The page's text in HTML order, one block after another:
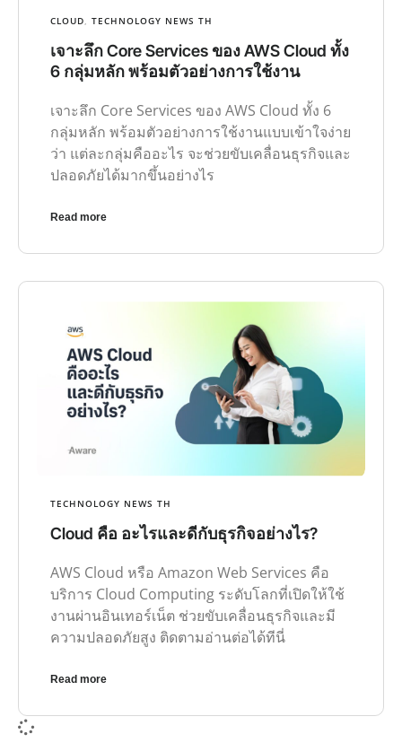
CLOUD, TECHNOLOGY NEWS TH
เจาะลึก Core Services ของ AWS Cloud ทั้ง
6 กลุ่มหลัก พร้อมตัวอย่างการใช้งาน
เจาะลึก Core Services ของ AWS Cloud ทั้ง 6
กลุ่มหลัก พร้อมตัวอย่างการใช้งานแบบเข้าใจง่าย
ว่า แต่ละกลุ่มคืออะไร จะช่วยขับเคลื่อนธุรกิจและ
ปลอดภัยได้มากขึ้นอย่างไร
Read more
TECHNOLOGY NEWS TH
Cloud คือ อะไรและดีกับธุรกิจอย่างไร?
AWS Cloud หรือ Amazon Web Services คือ
บริการ Cloud Computing ระดับโลกที่เปิดให้ใช้
งานผ่านอินเทอร์เน็ต ช่วยขับเคลื่อนธุรกิจและมี
ความปลอดภัยสูง ติดตามอ่านต่อได้ทีนี่
Read more